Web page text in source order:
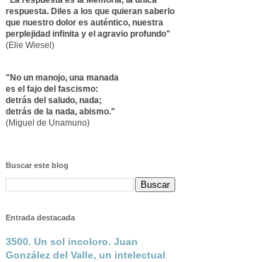
respuesta. Diles a los que quieran saberlo
que nuestro dolor es auténtico, nuestra
perplejidad infinita y el agravio profundo"
(Elie Wiesel)
"No un manojo, una manada
es el fajo del fascismo:
detrás del saludo, nada;
detrás de la nada, abismo."
(Miguel de Unamuno)
Buscar este blog
Entrada destacada
3500. Un sol incoloro. Juan
González del Valle, un intelectual